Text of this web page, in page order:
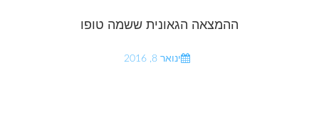
ההמצאה הגאונית ששמה טופו
ינואר 8, 2016